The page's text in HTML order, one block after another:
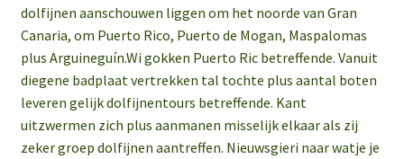
dolfijnen aanschouwen liggen om het noorde van Gran
Canaria, om Puerto Rico, Puerto de Mogan, Maspalomas
plus Arguineguín.Wi gokken Puerto Ric betreffende. Vanuit
diegene badplaat vertrekken tal tochte plus aantal boten
leveren gelijk dolfijnentours betreffende. Kant
uitzwermen zich plus aanmanen misselijk elkaar als zij
zeker groep dolfijnen aantreffen. Nieuwsgieri naar watje je